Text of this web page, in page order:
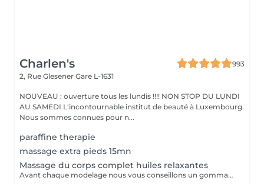
Charlen's
993
2, Rue Glesener Gare L-1631
NOUVEAU : ouverture tous les lundis !!!! NON STOP DU LUNDI
AU SAMEDI L'incontournable institut de beauté à Luxembourg.
Nous sommes connues pour n...
paraffine therapie
massage extra pieds 15mn
Massage du corps complet huiles relaxantes
Avant chaque modelage nous vous conseillons un gommage du corps peau de velours qui rendra votre peau toute douce. Le modelage est réalise par des personnes diplômées